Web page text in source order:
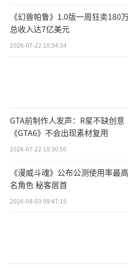
《幻兽帕鲁》1.0版一周狂卖180万
总收入达7亿美元
2026-07-22 10:34:34
GTA前制作人发声：R星不缺创意
《GTA6》不会出现素材复用
2026-07-22 10:30:50
《漫威斗魂》公布公测使用率最
名角色 秘客居首
2026-08-03 09:47:15